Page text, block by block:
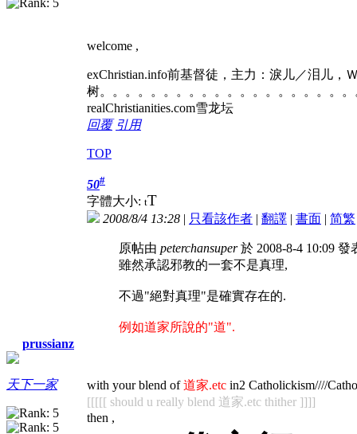
welcome ,
exChristian.info前基督徒，主力：淚儿／泪儿，
树。。。。。。。。。。。。。。。。。。。
realChristianities.com雪龙坛
回覆 引用
TOP
prussianz
天下一家
50#
字體大小: tT
2008/8/4 13:28 | 只看該作者 | 翻譯 | 書面 | 简繁
原帖由 peterchansuper於 2008-8-4 10:09 發
雖然承認邪教的一套不是真理,
不過"絕對真理"是確實存在的.
例如道家所說的"道".
with your blend of道家.etc in2 Catholickism////
[[[[[ should u really blend 道家.etc thither ]]]]
then ,